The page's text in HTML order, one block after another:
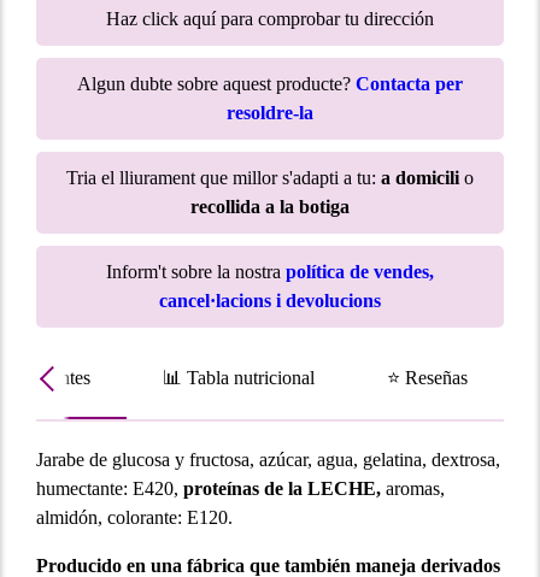
Haz click aquí para comprobar tu dirección
Algun dubte sobre aquest producte? Contacta per
resoldre-la
Tria el lliurament que millor s'adapti a tu: a domicili o
recollida a la botiga
Inform't sobre la nostra política de vendes,
cancel·lacions i devolucions
📊 Tabla nutricional ⭐ Reseñas
Jarabe de glucosa y fructosa, azúcar, agua, gelatina, dextrosa,
humectante: E420, proteínas de la LECHE, aromas,
almidón, colorante: E120.
Producido en una fábrica que también maneja derivados